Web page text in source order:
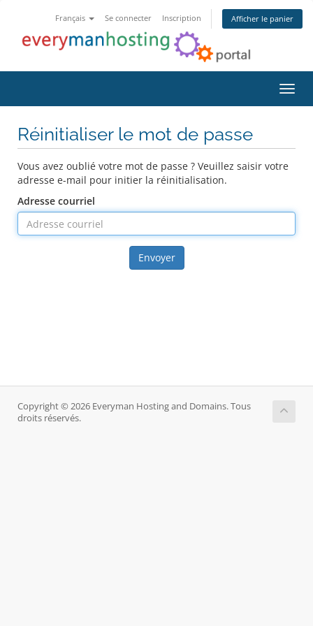
Français Se connecter Inscription Afficher le panier
Réinitialiser le mot de passe
Vous avez oublié votre mot de passe ? Veuillez saisir votre
adresse e-mail pour initier la réinitialisation.
Adresse courriel
Envoyer
Copyright © 2026 Everyman Hosting and Domains. Tous
droits réservés.